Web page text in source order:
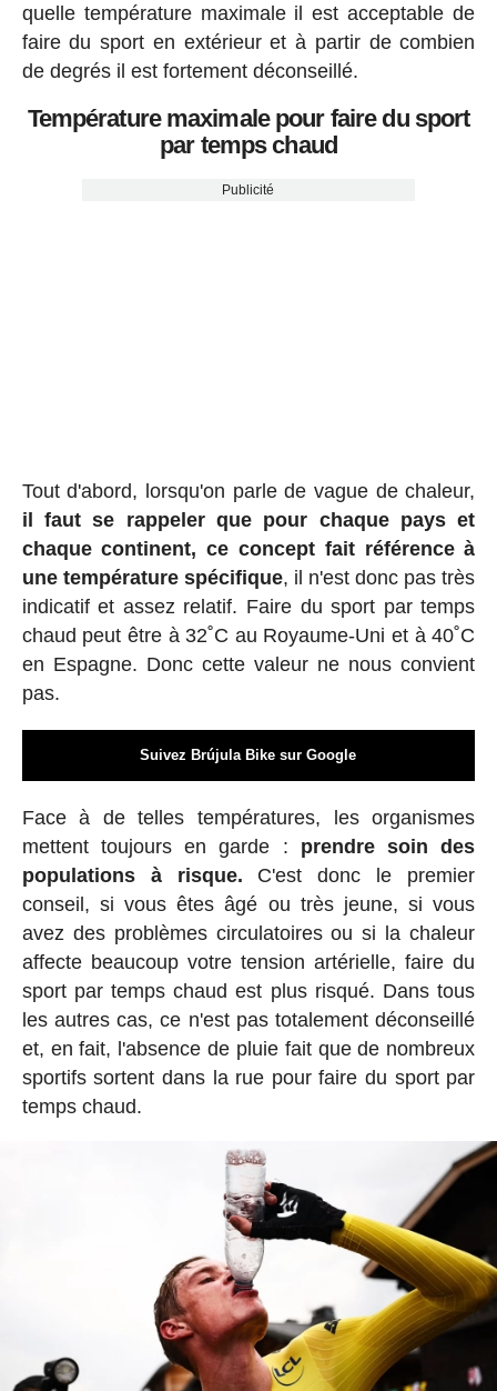
quelle température maximale il est acceptable de
faire du sport en extérieur et à partir de combien
de degrés il est fortement déconseillé.
Température maximale pour faire du sport
par temps chaud
Publicité
Tout d'abord, lorsqu'on parle de vague de chaleur,
il faut se rappeler que pour chaque pays et
chaque continent, ce concept fait référence à
une température spécifique, il n'est donc pas très
indicatif et assez relatif. Faire du sport par temps
chaud peut être à 32˚C au Royaume-Uni et à 40˚C
en Espagne. Donc cette valeur ne nous convient
pas.
Suivez Brújula Bike sur Google
Face à de telles températures, les organismes
mettent toujours en garde : prendre soin des
populations à risque. C'est donc le premier
conseil, si vous êtes âgé ou très jeune, si vous
avez des problèmes circulatoires ou si la chaleur
affecte beaucoup votre tension artérielle, faire du
sport par temps chaud est plus risqué. Dans tous
les autres cas, ce n'est pas totalement déconseillé
et, en fait, l'absence de pluie fait que de nombreux
sportifs sortent dans la rue pour faire du sport par
temps chaud.